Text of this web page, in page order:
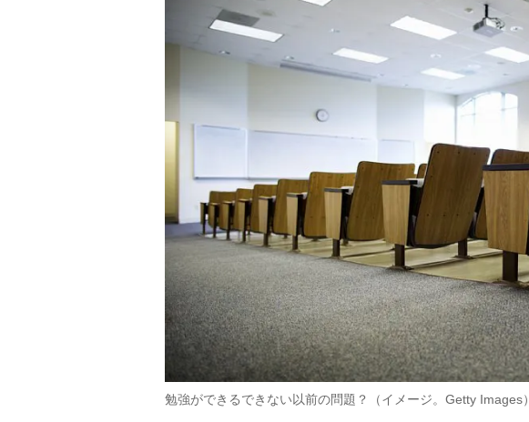
勉強ができるできない以前の問題？（イメージ。Getty Images）